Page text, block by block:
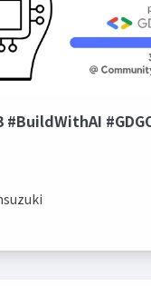
#BuildWithAI